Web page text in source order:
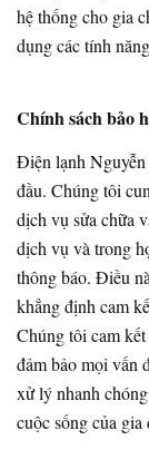
hệ thống cho gia
dụng các tính
Chính sách bảo
Điện lạnh Nguyễn
đầu. Chúng tôi
dịch vụ sửa chữa
dịch vụ và trong
thông báo. Điều
khẳng định cam
Chúng tôi cam
đảm bảo mọi vấn
xử lý nhanh
cuộc sống của gia